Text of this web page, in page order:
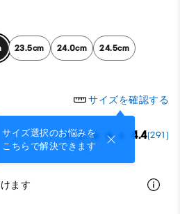
23.5cm 24.0cm 24.5cm
サイズを確認する
サイズ選択のお悩みを
こちらで解決できます
4.4(291)
ます